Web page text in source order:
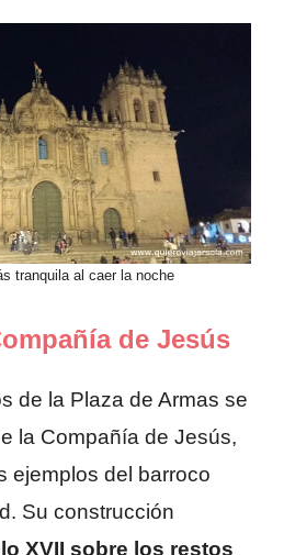
tranquila al caer la noche
de Jesús
de la Plaza de Armas se
la Compañía de Jesús,
ejemplos del barroco
Su construcción
XVII sobre los restos